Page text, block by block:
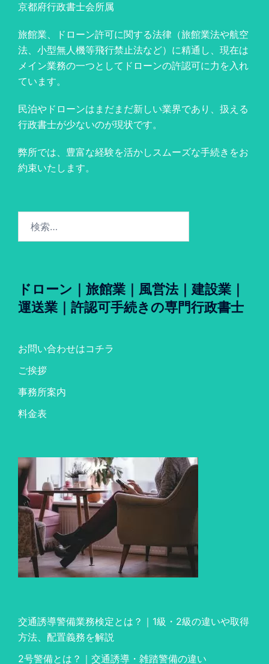
京都府行政書士会所属
旅館業、ドローン許可に関する法律（旅館業法や航空
法、小型無人機等飛行禁止法など）に精通し、現在は
メイン業務の一つとしてドローンの許認可に力を入れ
ています。
民泊やドローンはまだまだ新しい業界であり、扱える
行政書士が少ないのが現状です。
弊所では、豊富な経験を活かしスムーズな手続きをお
約束いたします。
ドローン｜旅館業｜風営法｜建設業｜
運送業｜許認可手続きの専門行政書士
お問い合わせはコチラ
ご挨拶
事務所案内
料金表
交通誘導警備業務検定とは？｜1級・2級の違いや取得
方法、配置義務を解説
2号警備とは？｜交通誘導・雑踏警備の違い